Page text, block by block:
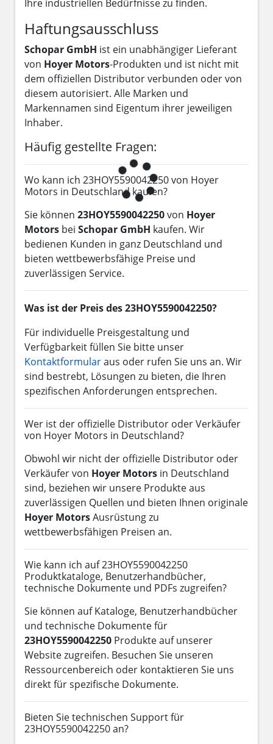
Ihre industriellen Bedürfnisse zu finden.
Haftungsausschluss
Schopar GmbH ist ein unabhängiger Lieferant
von Hoyer Motors-Produkten und ist nicht mit
dem offiziellen Distributor verbunden oder von
diesem autorisiert. Alle Marken und
Markennamen sind Eigentum ihrer jeweiligen
Inhaber.
Häufig gestellte Fragen:
Wo kann ich 23HOY5590042250 von Hoyer
Motors in Deutschland kaufen?
Sie können 23HOY5590042250von Hoyer
Motors bei Schopar GmbH kaufen. Wir
bedienen Kunden in ganz Deutschland und
bieten wettbewerbsfähige Preise und
zuverlässigen Service.
Was ist der Preis des 23HOY5590042250?
Für individuelle Preisgestaltung und
Verfügbarkeit füllen Sie bitte unser
Kontaktformularaus oder rufen Sie uns an. Wir
sind bestrebt, Lösungen zu bieten, die Ihren
spezifischen Anforderungen entsprechen.
Wer ist der offizielle Distributor oder Verkäufer
von Hoyer Motors in Deutschland?
Obwohl wir nicht der offizielle Distributor oder
Verkäufer von Hoyer Motors in Deutschland
sind, beziehen wir unsere Produkte aus
zuverlässigen Quellen und bieten Ihnen originale
Hoyer MotorsAusrüstung zu
wettbewerbsfähigen Preisen an.
Wie kann ich auf 23HOY5590042250
Produktkataloge, Benutzerhandbücher,
technische Dokumente und PDFs zugreifen?
Sie können auf Kataloge, Benutzerhandbücher
und technische Dokumente für
23HOY5590042250 Produkte auf unserer
Website zugreifen. Besuchen Sie unseren
Ressourcenbereich oder kontaktieren Sie uns
direkt für spezifische Dokumente.
Bieten Sie technischen Support für
23HOY5590042250 an?